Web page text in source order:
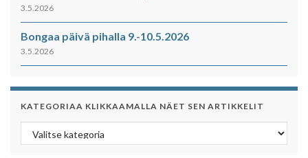
3.5.2026
Bongaa päivä pihalla 9.-10.5.2026
3.5.2026
KATEGORIAA KLIKKAAMALLA NÄET SEN ARTIKKELIT
Kategoriaa klikkaamalla näet sen artikkelit